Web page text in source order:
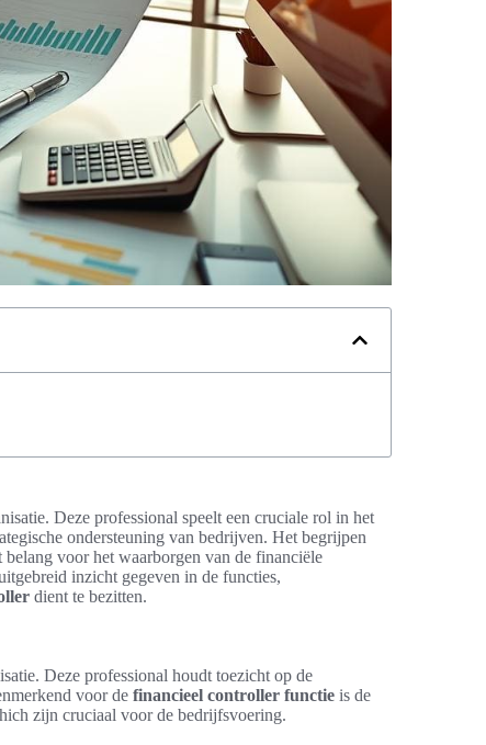
Deze professional speelt een cruciale rol in het
ondersteuning van bedrijven. Het begrijpen
voor het waarborgen van de financiële
inzicht gegeven in de functies,
dient te bezitten.
Deze professional houdt toezicht op de
voor de financieel controller functie is de
zijn cruciaal voor de bedrijfsvoering.